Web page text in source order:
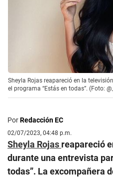
Sheyla Rojas reapareció en la
el programa “Estás en todas”. (Foto:
PorRedacción EC
02/07/2023, 04:48 p.m.
Sheyla Rojas reapareció
durante una entrevista
todas”. La excompañera